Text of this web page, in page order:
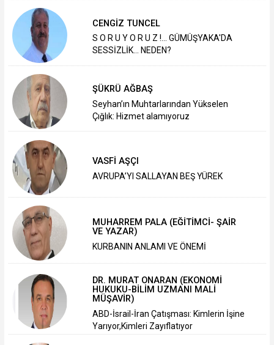
CENGİZ TUNCEL
S O R U Y O R U Z !... GÜMÜŞYAKA'DA
SESSİZLİK... NEDEN?
ŞÜKRÜ AĞBAŞ
Seyhan’ın Muhtarlarından Yükselen
Çığlık: Hizmet alamıyoruz
VASFİ AŞÇI
AVRUPA’YI SALLAYAN BEŞ YÜREK
MUHARREM PALA (EĞİTİMCİ- ŞAİR
VE YAZAR)
KURBANIN ANLAMI VE ÖNEMİ
DR. MURAT ONARAN (EKONOMİ
HUKUKU-BİLİM UZMANI MALİ
MÜŞAVİR)
ABD-İsrail-İran Çatışması: Kimlerin İşine
Yarıyor,Kimleri Zayıflatıyor